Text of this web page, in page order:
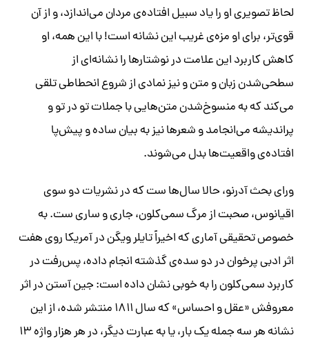
لحاظ تصویری او را یاد سبیل افتاده‌ی مردان می‌اندازد، و از آن
قوی‌تر، برای او مزه‌ی غریب این نشانه است! با این همه، او
کاهش کاربرد این علامت در نوشتارها را نشانه‌ای از
سطحی‌شدن زبان و متن‌ و نیز نمادی از شروع انحطاطی تلقی
می‌کند که به منسوخ‌شدن متن‌هایی با جملات تو در تو و
پراندیشه می‌انجامد و شعرها نیز به بیان ساده و پیش‌پا
افتاده‌ی واقعیت‌ها بدل می‌شوند.
ورای بحث آدرنو، حالا سال‌ها ست که در نشریات دو سوی
اقیانوس، صحبت از مرگ سمی‌کلون، جاری‌ و ساری ست. به
خصوص تحقیقی آماری که اخیراً تایلر ویگن در آمریکا روی هفت
اثر ادبی پرخوان در دو سده‌ی گذشته انجام داده، پس‌رفت در
کاربرد سمی‌کلون را به خوبی نشان داده است: جین آستن در اثر
معروفش «عقل و احساس» که سال ۱۸۱۱ منتشر شده، از این
نشانه هر سه جمله یک بار، یا به عبارت دیگر، در هر هزار واژه ۱۳